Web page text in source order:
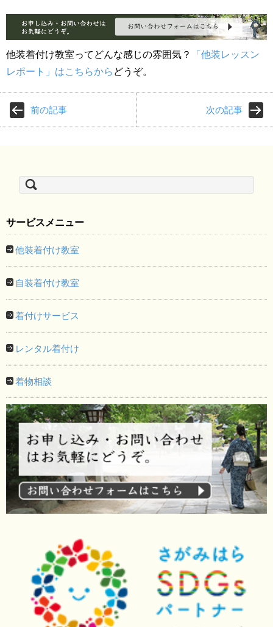
他装着付け教室ってどんな感じの雰囲気？
「他装レッスン
レポート」はこちらから どうぞ。
前の記事 次の記事
索:
サービスメニュー
他装着付け教室
自装着付け教室
着付けサービス
レンタル着付け
着物相談